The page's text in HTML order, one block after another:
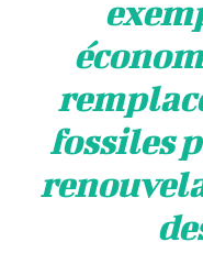
fossiles